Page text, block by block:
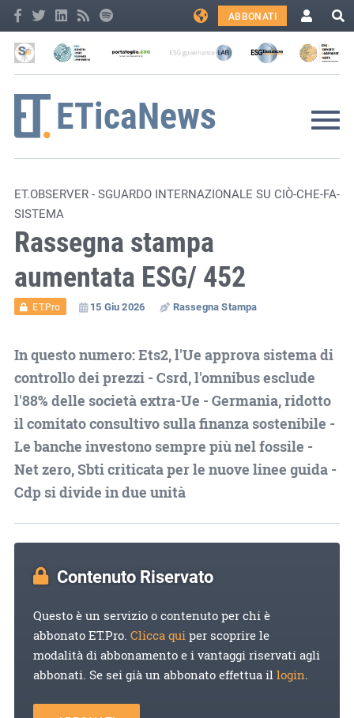
ABBONATI
ET.OBSERVER - SGUARDO INTERNAZIONALE SU CIÒ-CHE-FA-
SISTEMA
Rassegna stampa
aumentata ESG/ 452
ET.Pro 15 Giu 2026 Rassegna Stampa
In questo numero: Ets2, l'Ue approva sistema di
controllo dei prezzi - Csrd, l'omnibus esclude
l'88% delle società extra-Ue - Germania, ridotto
il comitato consultivo sulla finanza sostenibile -
Le banche investono sempre più nel fossile -
Net zero, Sbti criticata per le nuove linee guida -
Cdp si divide in due unità
Contenuto Riservato
Questo è un servizio o contenuto per chi è
abbonato ET.Pro. Clicca quiper scoprire le
modalità di abbonamento e i vantaggi riservati agli
abbonati. Se sei già un abbonato effettua illogin.